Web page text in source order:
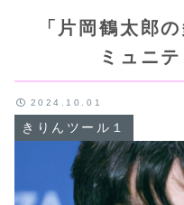
「片岡鶴太郎
ミュニ
きりんツール１
2024.10.01